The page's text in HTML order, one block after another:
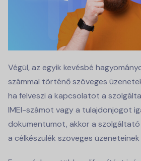
Végül, az egyik kevésbé
számmal történő szöveges
ha felveszi a kapcsolatot a
IMEI-számot vagy a tulajdonjogot
dokumentumot, akkor a
a célkészülék szöveges